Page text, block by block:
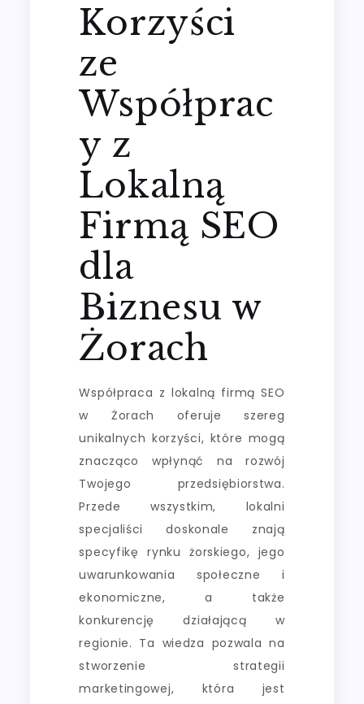
Korzyści
ze
Współprac
y z
Lokalną
Firmą SEO
dla
Biznesu w
Żorach
Współpraca z lokalną firmą SEO
w Żorach oferuje szereg
unikalnych korzyści, które mogą
znacząco wpłynąć na rozwój
Twojego przedsiębiorstwa.
Przede wszystkim, lokalni
specjaliści doskonale znają
specyfikę rynku żorskiego, jego
uwarunkowania społeczne i
ekonomiczne, a także
konkurencję działającą w
regionie. Ta wiedza pozwala na
stworzenie strategii
marketingowej, która jest